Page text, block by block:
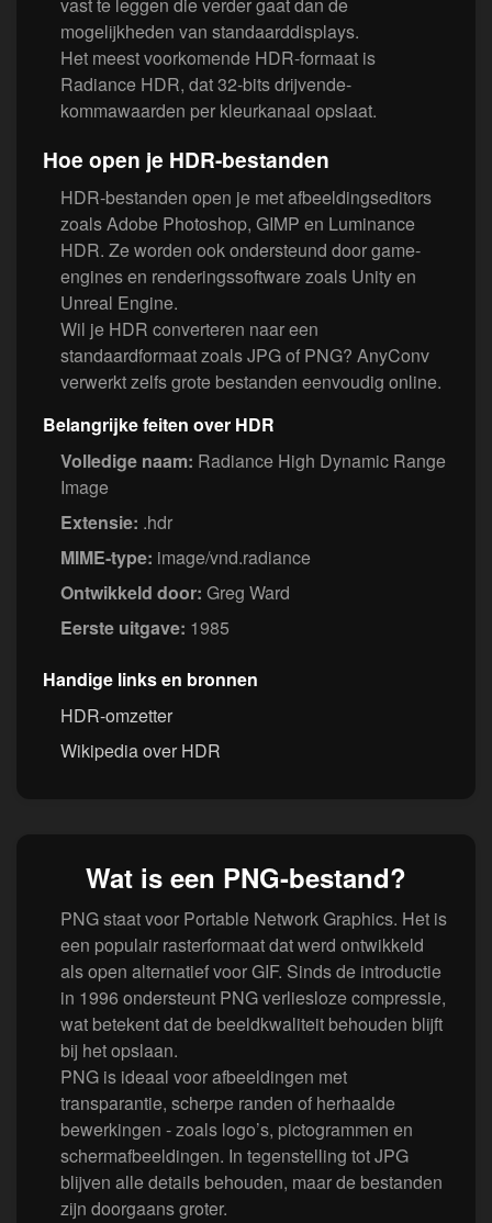
mogelijkheden van standaarddisplays.
Het meest voorkomende HDR-formaat is
Radiance HDR, dat 32-bits drijvende-
kommawaarden per kleurkanaal opslaat.
Hoe open je HDR-bestanden
HDR-bestanden open je met afbeeldingseditors
zoals Adobe Photoshop, GIMP en Luminance
HDR. Ze worden ook ondersteund door game-
engines en renderingssoftware zoals Unity en
Unreal Engine.
Wil je HDR converteren naar een
standaardformaat zoals JPG of PNG? AnyConv
verwerkt zelfs grote bestanden eenvoudig online.
Belangrijke feiten over HDR
Volledige naam: Radiance High Dynamic Range
Image
Extensie: .hdr
MIME-type: image/vnd.radiance
Ontwikkeld door: Greg Ward
Eerste uitgave: 1985
Handige links en bronnen
HDR-omzetter
Wikipedia over HDR
Wat is een PNG-bestand?
PNG staat voor Portable Network Graphics. Het is
een populair rasterformaat dat werd ontwikkeld
als open alternatief voor GIF. Sinds de introductie
in 1996 ondersteunt PNG verliesloze compressie,
wat betekent dat de beeldkwaliteit behouden blijft
bij het opslaan.
PNG is ideaal voor afbeeldingen met
transparantie, scherpe randen of herhaalde
bewerkingen - zoals logo’s, pictogrammen en
schermafbeeldingen. In tegenstelling tot JPG
blijven alle details behouden, maar de bestanden
zijn doorgaans groter.